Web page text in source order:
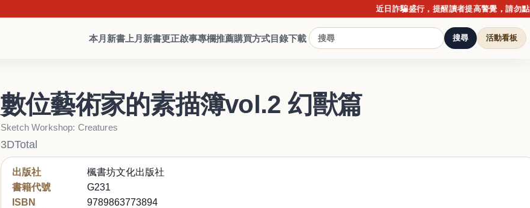
近日詐騙盛行，提醒讀者提高警覺，請勿點擊不
本月新書 上月新書更正啟事專欄推薦購買方式目錄下載 搜尋 活動看板
數位藝術家的素描簿vol.2 幻獸篇
Sketch Workshop: Creatures
3DTotal
出版社
楓書坊文化出版社
書籍代號
G231
ISBN
9789863773894